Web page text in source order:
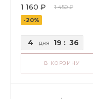
1 160 ₽
1 450 ₽
-20%
4 дня 19 : 36
В КОРЗИНУ